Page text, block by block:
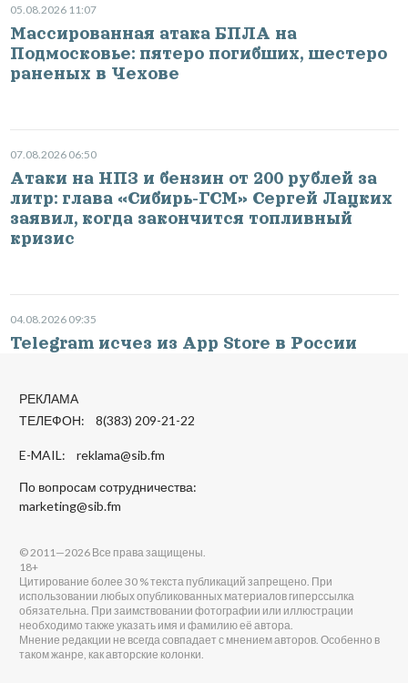
05.08.2026 11:07
Массированная атака БПЛА на
Подмосковье: пятеро погибших, шестеро
раненых в Чехове
07.08.2026 06:50
Атаки на НПЗ и бензин от 200 рублей за
литр: глава «Сибирь-ГСМ» Сергей Лацких
заявил, когда закончится топливный
кризис
04.08.2026 09:35
Telegram исчез из App Store в России
РЕКЛАМА
ТЕЛЕФОН: 8(383) 209-21-22
E-MAIL: reklama@sib.fm
По вопросам сотрудничества:
marketing@sib.fm
© 2011—2026 Все права защищены.
18+
Цитирование более 30 % текста публикаций запрещено. При
использовании любых опубликованных материалов гиперссылка
обязательна. При заимствовании фотографии или иллюстрации
необходимо также указать имя и фамилию её автора.
Мнение редакции не всегда совпадает с мнением авторов. Особенно в
таком жанре, как авторские колонки.